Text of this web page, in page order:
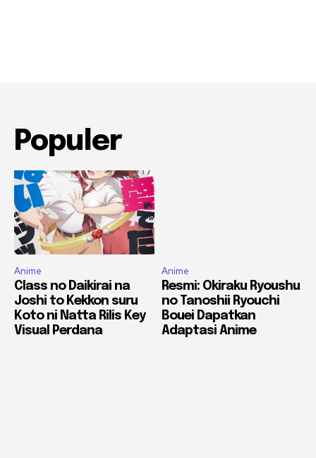
Populer
Anime
Class no Daikirai na
Joshi to Kekkon suru
Koto ni Natta Rilis Key
Visual Perdana
Anime
Resmi: Okiraku Ryoushu
no Tanoshii Ryouchi
Bouei Dapatkan
Adaptasi Anime